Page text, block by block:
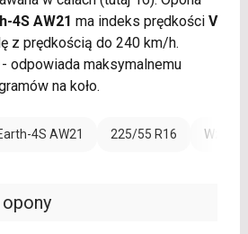
4S AW21 ma indeks prędkości V
z prędkością do 240 km/h.
odpowiada maksymalnemu
na koło.
4S AW21 225/55 R16
opony